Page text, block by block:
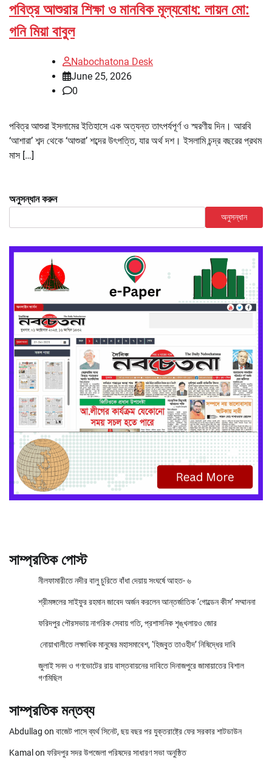
পবিত্র আশুরার শিক্ষা ও মানবিক মূল্যবোধ: লায়ন মো:
গনি মিয়া বাবুল
Nabochatona Desk
June 25, 2026
0
পবিত্র আশুরা ইসলামের ইতিহাসে এক অত্যন্ত তাৎপর্যপূর্ণ ও স্মরণীয় দিন। আরবি
‘আশারা’ শব্দ থেকে ‘আশুরা’ শব্দের উৎপত্তি, যার অর্থ দশ। ইসলামি চন্দ্র বছরের প্রথম
মাস […]
অনুসন্ধান করুন
অনুসন্ধান
সাম্প্রতিক পোস্ট
নীলফামারীতে নদীর বালু চুরিতে বাঁধা দেয়ায় সংঘর্ষে আহত- ৬
শ্রীমঙ্গলের সাইফুর রহমান জাবেদ অর্জন করলেন আন্তর্জাতিক ‘গোল্ডেন কীস’ সম্মাননা
ফরিদপুর পৌরসভায় নাগরিক সেবায় গতি, প্রশাসনিক শৃঙ্খলায়ও জোর
নোয়াখালীতে লক্ষাধিক মানুষের মহাসমাবেশ, ‘হিজবুত তাওহীদ’ নিষিদ্ধের দাবি
জুলাই সনদ ও গণভোটের রায় বাস্তবায়নের দাবিতে দিনাজপুরে জামায়াতের বিশাল
গণমিছিল
সাম্প্রতিক মন্তব্য
Abdullag on বাজেট পাসে ব্যর্থ সিনেট, ছয় বছর পর যুক্তরাষ্ট্রে ফের সরকার শাটডাউন
Kamal on ফরিদপুর সদর উপজেলা পরিষদের সাধারণ সভা অনুষ্ঠিত